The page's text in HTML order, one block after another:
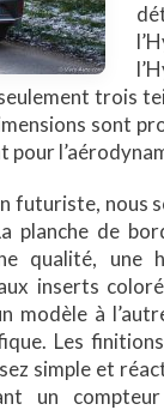
trois
sont
futuriste, nous
planche de
qualité, une
inserts
modèle à
Les
simple et
un